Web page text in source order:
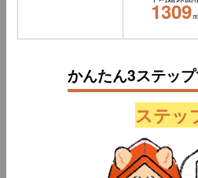
1309㎡
かんたん3ステッ
ステッ